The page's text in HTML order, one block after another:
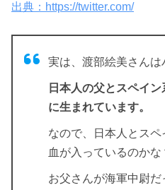
出典：https://twitter.com/
実は、渡部絵美さんは
日本人の父とスペイ
に生まれています。
なので、日本人とス
血が入っているのかな
お父さんが海軍中尉